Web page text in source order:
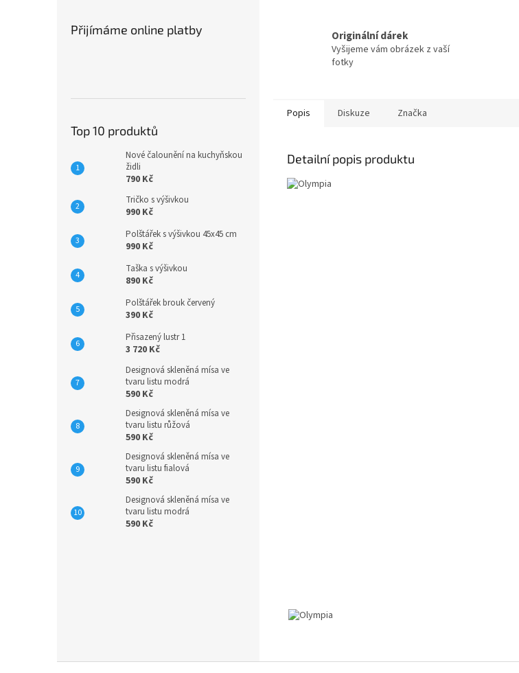
Přijímáme online platby
Top 10 produktů
Nové čalounění na kuchyňskou
židli
790 Kč
Tričko s výšivkou
990 Kč
Polštářek s výšivkou 45x45 cm
990 Kč
Taška s výšivkou
890 Kč
Polštářek brouk červený
390 Kč
Přisazený lustr 1
3 720 Kč
Designová skleněná mísa ve
tvaru listu modrá
590 Kč
Designová skleněná mísa ve
tvaru listu růžová
590 Kč
Designová skleněná mísa ve
tvaru listu fialová
590 Kč
Designová skleněná mísa ve
tvaru listu modrá
590 Kč
Originální dárek
Vyšijeme vám obrázek z vaší
fotky
Popis Diskuze Značka
Detailní popis produktu